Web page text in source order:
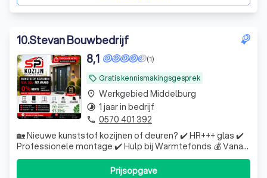
10.Stevan Bouwbedrijf
local_offer Gratis kennismakingsgesprek
(1)
8,1
🏡 Nieuwe kunststof kozijnen of deuren? ✔️ HR+++ glas ✔️
Professionele montage ✔️ Hulp bij Warmtefonds 💰 Vanaf
€30,- per maand! 📩 Vraag gratis uw offerte aan bij SP
Prijsopgave
place Werkgebied Middelburg
timelapse 1 jaar in bedrijf
phone 0570 401 392